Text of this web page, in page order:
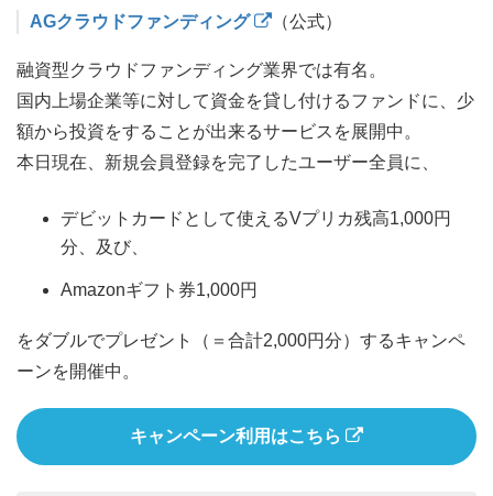
AGクラウドファンディング
（公式）
融資型クラウドファンディング業界では有名。
国内上場企業等に対して資金を貸し付けるファンドに、少
額から投資をすることが出来るサービスを展開中。
本日現在、新規会員登録を完了したユーザー全員に、
デビットカードとして使えるVプリカ残高1,000円
分、及び、
Amazonギフト券1,000円
をダブルでプレゼント（＝合計2,000円分）するキャンペ
ーンを開催中。
キャンペーン利用はこちら